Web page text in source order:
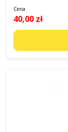
Cena
40,00 zł